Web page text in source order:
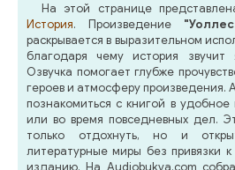
На этой странице
История. Произведение
раскрывается в выразительном
благодаря чему история звучит
Озвучка помогает глубже
героев и атмосферу произведения.
познакомиться с книгой в
или во время повседневных дел.
только отдохнуть, но и
литературные миры без привязки
изданию. На Audiobukva.com